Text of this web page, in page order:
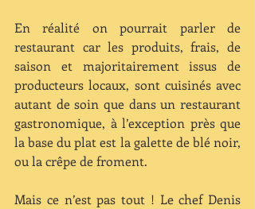
En réalité on pourrait parler de
restaurant car les produits, frais, de
saison et majoritairement issus de
producteurs locaux, sont cuisinés avec
autant de soin que dans un restaurant
gastronomique, à l’exception près que
la base du plat est la galette de blé noir,
ou la crêpe de froment.
Mais ce n’est pas tout ! Le chef Denis